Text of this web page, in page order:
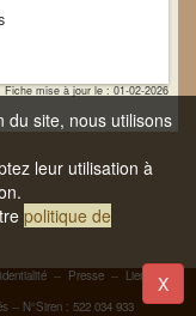
Fiche mise à jour le : 01-02-2026
-- Presse -- Liens
-
-- N°Siren : 522 034 933
du site, nous utilisons
leur utilisation à
politique de
X